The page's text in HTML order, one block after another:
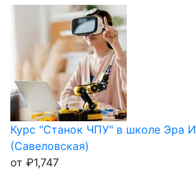
Курс "Станок ЧПУ" в школе Эра
(Савеловская)
от ₽1,747